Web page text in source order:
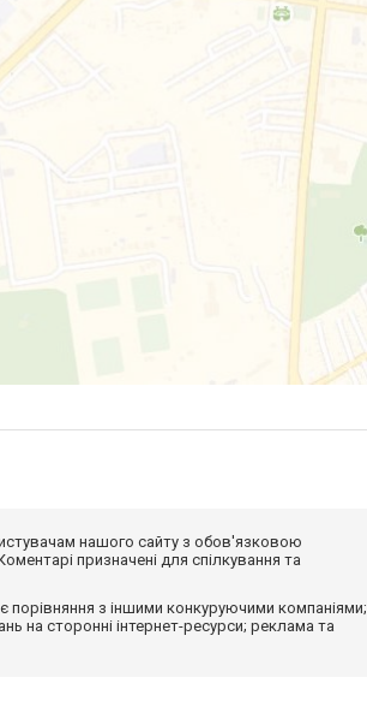
нашого сайту з обов'язковою
призначені для спілкування та
з іншими конкуруючими компаніями;
на сторонні інтернет-ресурси; реклама та